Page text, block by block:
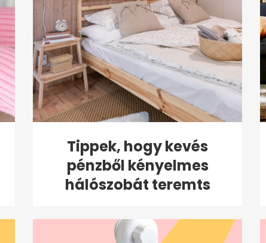
Tippek, hogy kevés
pénzből kényelmes
hálószobát teremts